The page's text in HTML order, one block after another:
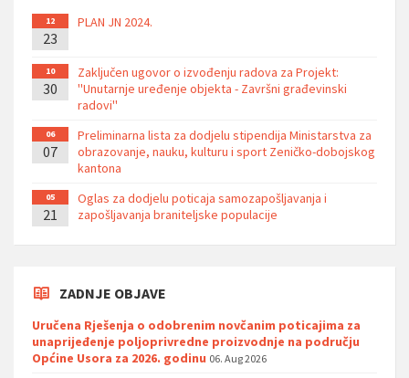
12
23
PLAN JN 2024.
10
30
Zaključen ugovor o izvođenju radova za Projekt:
''Unutarnje uređenje objekta - Završni građevinski
radovi''
06
07
Preliminarna lista za dodjelu stipendija Ministarstva za
obrazovanje, nauku, kulturu i sport Zeničko-dobojskog
kantona
05
21
Oglas za dodjelu poticaja samozapošljavanja i
zapošljavanja braniteljske populacije
ZADNJE OBJAVE
Uručena Rješenja o odobrenim novčanim poticajima za
unaprijeđenje poljoprivredne proizvodnje na području
Općine Usora za 2026. godinu 06. Aug 2026